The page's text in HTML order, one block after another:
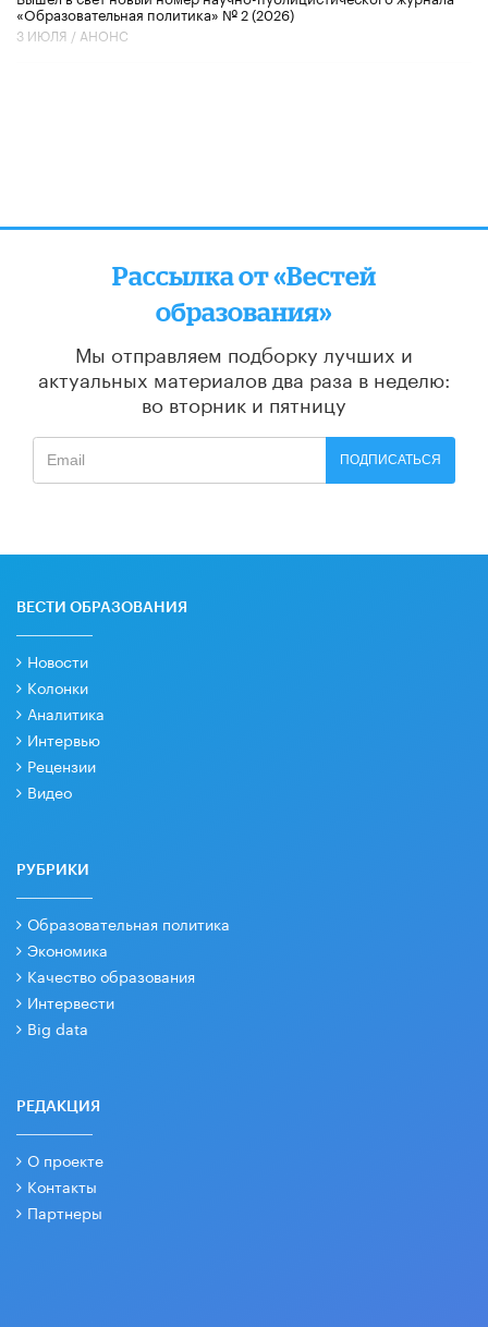
«Образовательная политика» № 2 (2026)
3 ИЮЛЯ / АНОНС
Рассылка от «Вестей
образования»
Мы отправляем подборку лучших и
актуальных материалов два раза в неделю:
во вторник и пятницу
ПОДПИСАТЬСЯ
ВЕСТИ ОБРАЗОВАНИЯ
Новости
Колонки
Аналитика
Интервью
Рецензии
Видео
РУБРИКИ
Образовательная политика
Экономика
Качество образования
Интервести
Big data
РЕДАКЦИЯ
О проекте
Контакты
Партнеры